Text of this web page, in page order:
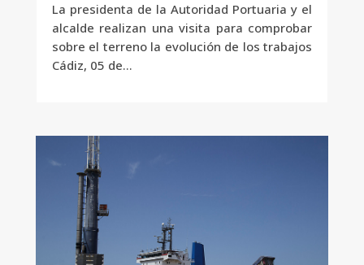
La presidenta de la Autoridad Portuaria y el
alcalde realizan una visita para comprobar
sobre el terreno la evolución de los trabajos
Cádiz, 05 de...